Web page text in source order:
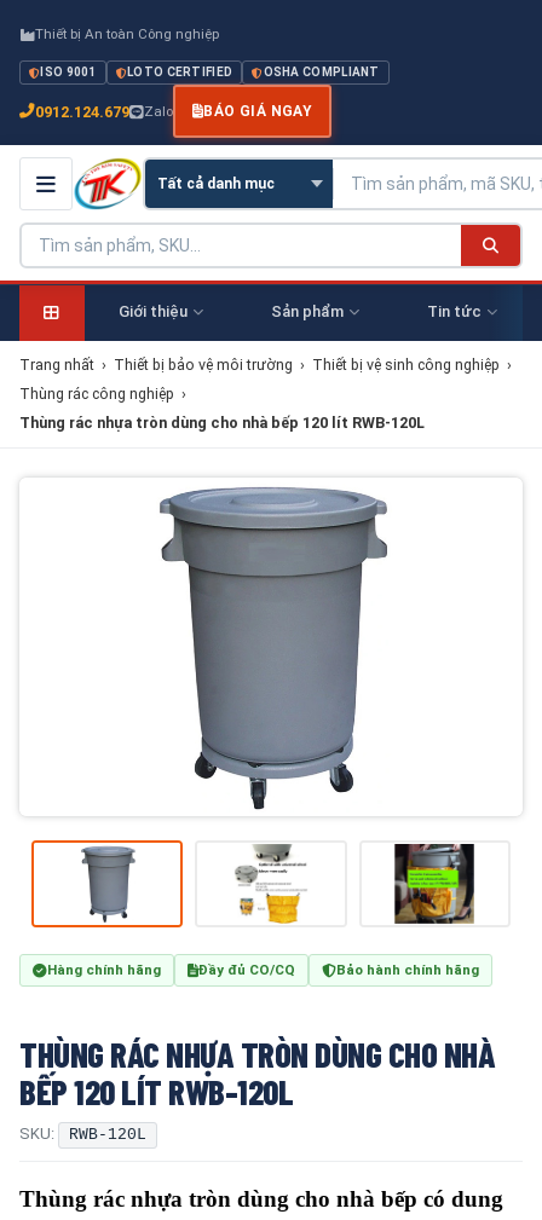
Thiết bị An toàn Công nghiệp
ISO 9001 LOTO CERTIFIED OSHA COMPLIANT
0912.124.679 Zalo BÁO GIÁ NGAY
Giới thiệu Sản phẩm Tin tức
Trang nhất › Thiết bị bảo vệ môi trường › Thiết bị vệ sinh công nghiệp ›
Thùng rác công nghiệp ›
Thùng rác nhựa tròn dùng cho nhà bếp 120 lít RWB-120L
Hàng chính hãng Đầy đủ CO/CQ Bảo hành chính hãng
THÙNG RÁC NHỰA TRÒN DÙNG CHO NHÀ
BẾP 120 LÍT RWB-120L
SKU: RWB-120L
Thùng rác nhựa tròn dùng cho nhà bếp có dung